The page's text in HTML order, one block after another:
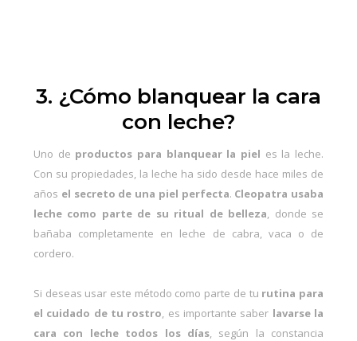
3. ¿Cómo blanquear la cara
con leche?
Uno de productos para blanquear la piel es la leche.
Con su propiedades, la leche ha sido desde hace miles de
años el secreto de una piel perfecta. Cleopatra usaba
leche como parte de su ritual de belleza, donde se
bañaba completamente en leche de cabra, vaca o de
cordero.
Si deseas usar este método como parte de tu rutina para
el cuidado de tu rostro, es importante saber lavarse la
cara con leche todos los días, según la constancia